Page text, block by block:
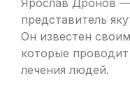
Ярослав Дронов
представитель
Он известен
которые
лечения людей.